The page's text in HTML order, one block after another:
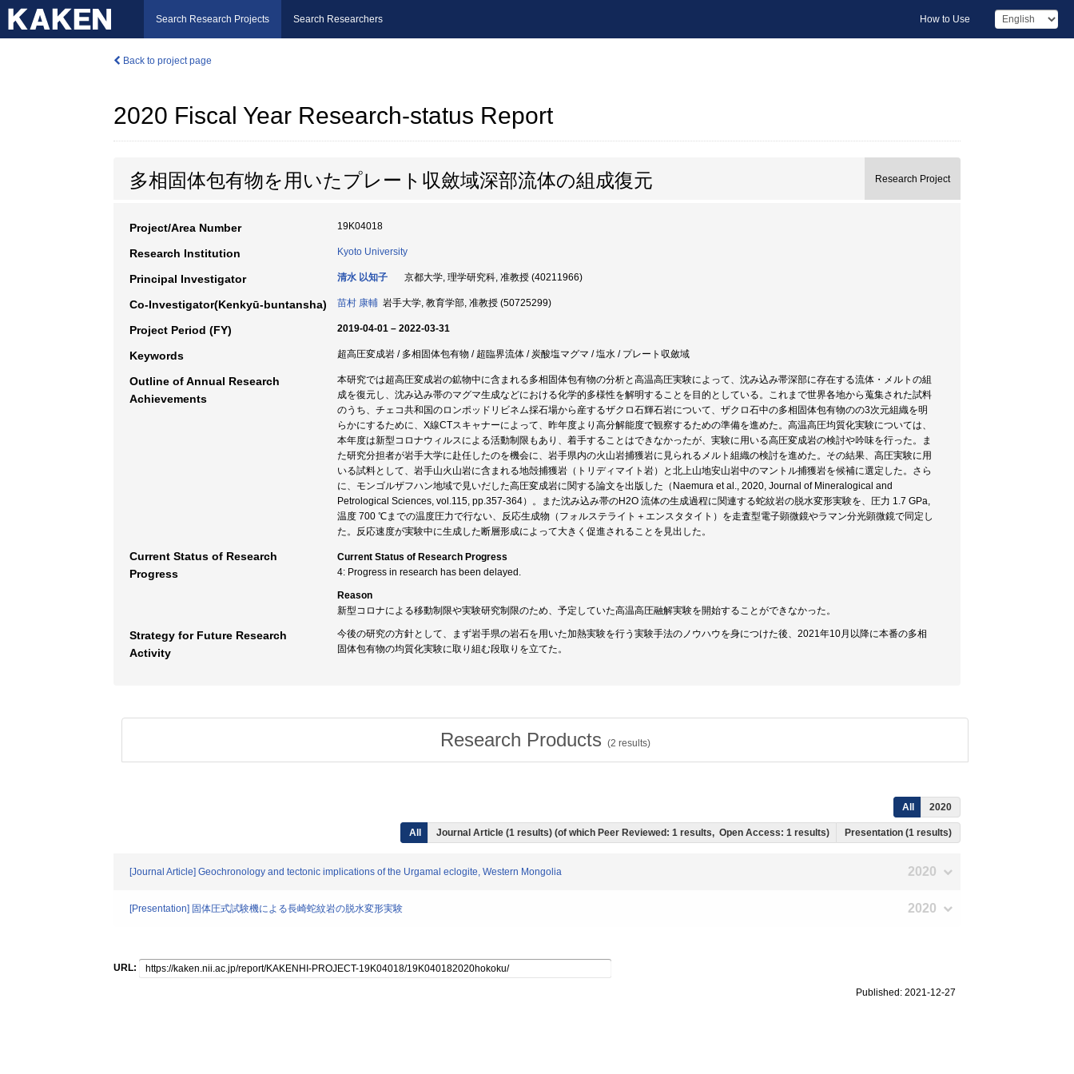
Search Research Projects Search Researchers How to Use
Back to project page
2020 Fiscal Year Research-status Report
多相固体包有物を用いたプレート収斂域深部流体の組成復元 Research Project
Project/Area Number 19K04018
Research Institution Kyoto University
Principal Investigator 清水 以知子 京都大学, 理学研究科, 准教授 (40211966)
Co-Investigator(Kenkyū-buntansha) 苗村 康輔 岩手大学, 教育学部, 准教授 (50725299)
Project Period (FY) 2019-04-01 – 2022-03-31
Keywords 超高圧変成岩 / 多相固体包有物 / 超臨界流体 / 炭酸塩マグマ / 塩水 / プレート収斂域
Outline of Annual Research
Achievements
本研究では超高圧変成岩の鉱物中に含まれる多相固体包有物の分析と高温高圧実験によって、沈み込み帯深部に存在する流体・メルトの組
成を復元し、沈み込み帯のマグマ生成などにおける化学的多様性を解明することを目的としている。これまで世界各地から蒐集された試料
のうち、チェコ共和国のロンポッドリビネム採石場から産するザクロ石輝石岩について、ザクロ石中の多相固体包有物のの3次元組織を明
らかにするために、X線CTスキャナーによって、昨年度より高分解能度で観察するための準備を進めた。高温高圧均質化実験については、
本年度は新型コロナウィルスによる活動制限もあり、着手することはできなかったが、実験に用いる高圧変成岩の検討や吟味を行った。ま
た研究分担者が岩手大学に赴任したのを機会に、岩手県内の火山岩捕獲岩に見られるメルト組織の検討を進めた。その結果、高圧実験に用
いる試料として、岩手山火山岩に含まれる地殻捕獲岩（トリディマイト岩）と北上山地安山岩中のマントル捕獲岩を候補に選定した。さら
に、モンゴルザフハン地域で見いだした高圧変成岩に関する論文を出版した（Naemura et al., 2020, Journal of Mineralogical and
Petrological Sciences, vol.115, pp.357-364）。また沈み込み帯のH2O 流体の生成過程に関連する蛇紋岩の脱水変形実験を、圧力 1.7 GPa,
温度 700 ℃までの温度圧力で行ない、反応生成物（フォルステライト＋エンスタタイト）を走査型電子顕微鏡やラマン分光顕微鏡で同定し
た。反応速度が実験中に生成した断層形成によって大きく促進されることを見出した。
Current Status of Research
Progress
Current Status of Research Progress
4: Progress in research has been delayed.
Reason
新型コロナによる移動制限や実験研究制限のため、予定していた高温高圧融解実験を開始することができなかった。
Strategy for Future Research
Activity
今後の研究の方針として、まず岩手県の岩石を用いた加熱実験を行う実験手法のノウハウを身につけた後、2021年10月以降に本番の多相
固体包有物の均質化実験に取り組む段取りを立てた。
Research Products (2 results)
All 2020
All Journal Article (1 results) (of which Peer Reviewed: 1 results, Open Access: 1 results) Presentation (1 results)
[Journal Article] Geochronology and tectonic implications of the Urgamal eclogite, Western Mongolia 2020
[Presentation] 固体圧式試験機による長崎蛇紋岩の脱水変形実験 2020
URL:
Published: 2021-12-27